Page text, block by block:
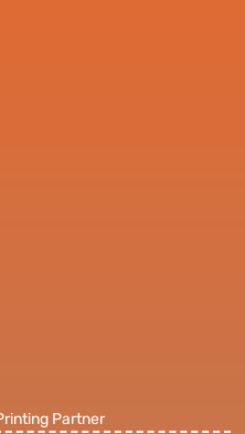
Partner